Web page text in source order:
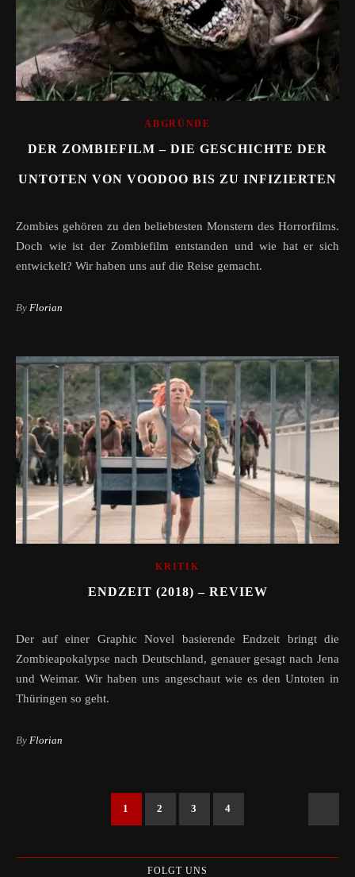
ABGRÜNDE
DER ZOMBIEFILM – DIE GESCHICHTE DER
UNTOTEN VON VOODOO BIS ZU INFIZIERTEN
Zombies gehören zu den beliebtesten Monstern des Horrorfilms.
Doch wie ist der Zombiefilm entstanden und wie hat er sich
entwickelt? Wir haben uns auf die Reise gemacht.
By Florian
KRITIK
ENDZEIT (2018) – REVIEW
Der auf einer Graphic Novel basierende Endzeit bringt die
Zombieapokalypse nach Deutschland, genauer gesagt nach Jena
und Weimar. Wir haben uns angeschaut wie es den Untoten in
Thüringen so geht.
By Florian
1 2 3 4
FOLGT UNS